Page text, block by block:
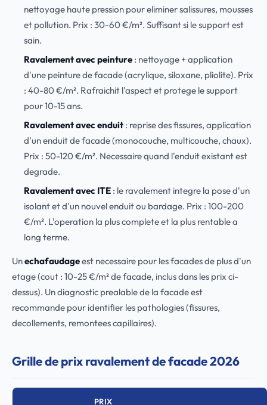
nettoyage haute pression pour eliminer salissures, mousses
et pollution. Prix : 30-60 €/m². Suffisant si le support est
sain.
Ravalement avec peinture: nettoyage + application
d'une peinture de facade (acrylique, siloxane, pliolite). Prix
: 40-80 €/m². Rafraichit l'aspect et protege le support
pour 10-15 ans.
Ravalement avec enduit: reprise des fissures, application
d'un enduit de facade (monocouche, multicouche, chaux).
Prix : 50-120 €/m². Necessaire quand l'enduit existant est
degrade.
Ravalement avec ITE: le ravalement integre la pose d'un
isolant et d'un nouvel enduit ou bardage. Prix : 100-200
€/m². L'operation la plus complete et la plus rentable a
long terme.
Unechafaudageest necessaire pour les facades de plus d'un
etage (cout : 10-25 €/m² de facade, inclus dans les prix ci-
dessus). Un diagnostic prealable de la facade est
recommande pour identifier les pathologies (fissures,
decollements, remontees capillaires).
Grille de prix ravalement de facade 2026
PRIX